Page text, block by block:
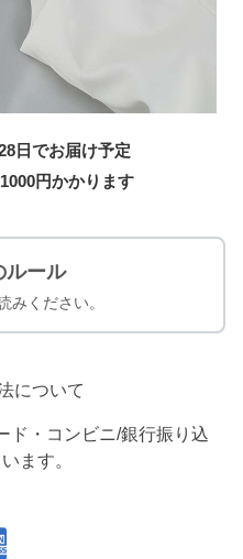
日でお届け予定
1000円かかります
ルール
みください。
について
ド・コンビニ/銀行振り込
ます。